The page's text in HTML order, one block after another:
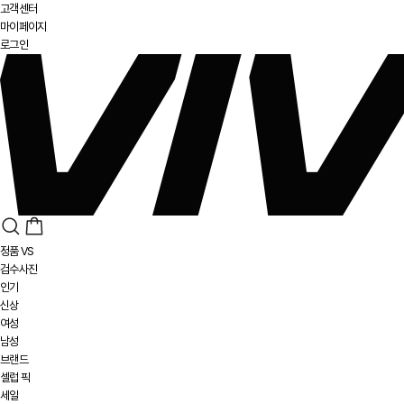
고객센터
마이페이지
로그인
정품 VS
검수사진
인기
신상
여성
남성
브랜드
셀럽 픽
세일